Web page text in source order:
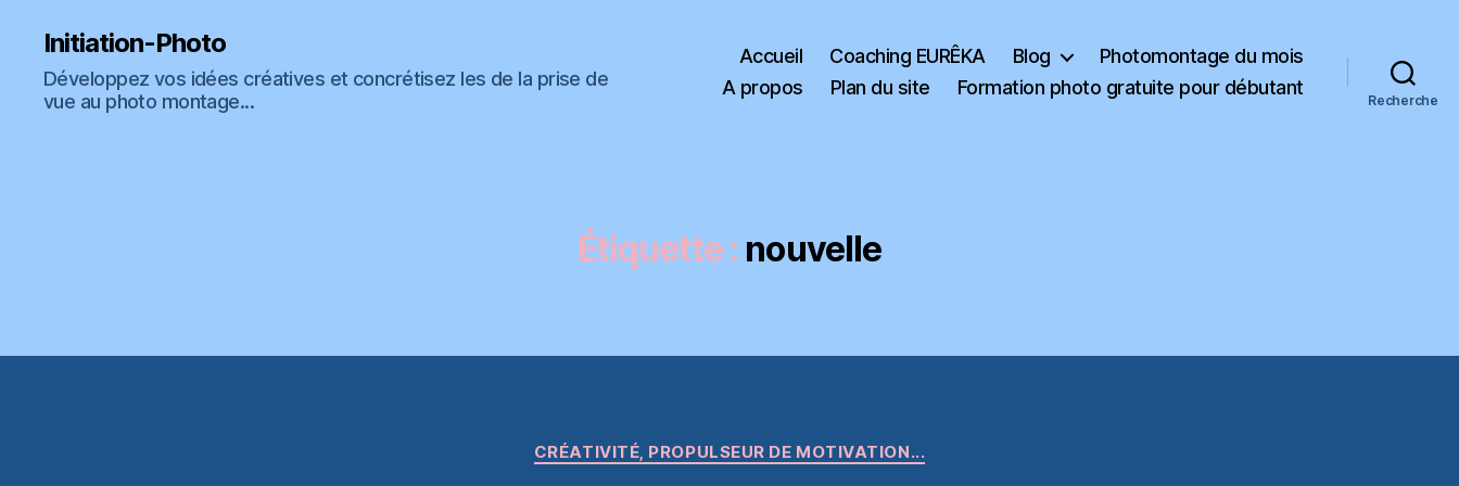
Initiation-Photo
Développez vos idées créatives et concrétisez les de la prise de
vue au photo montage...
Accueil Coaching EURÊKA Blog
Photomontage du mois
A propos
Plan du site Formation photo gratuite pour débutant
Recherche
Étiquette : nouvelle
Catégories
CRÉATIVITÉ, PROPULSEUR DE MOTIVATION...